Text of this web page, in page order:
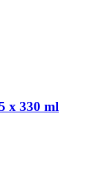
x 330 ml